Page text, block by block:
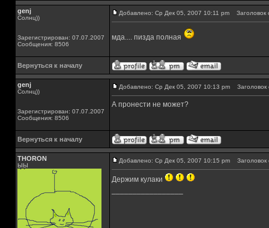
genj
Солнц))
Зарегистрирован: 07.07.2007
Сообщения: 8506
Добавлено: Ср Дек 05, 2007 10:11 pm Заголовок
мда.... пизда полная
Вернуться к началу
genj
Солнц))
Зарегистрирован: 07.07.2007
Сообщения: 8506
Добавлено: Ср Дек 05, 2007 10:13 pm Заголовок
А пронести не может?
Вернуться к началу
THORON
ЫЫ
Добавлено: Ср Дек 05, 2007 10:15 pm Заголовок
Держим кулаки